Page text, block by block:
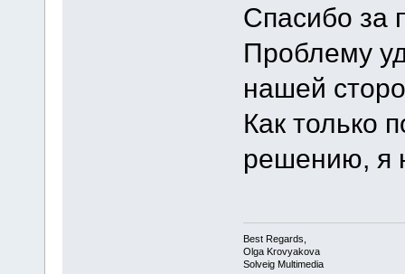
Спасибо за
Проблему
нашей
Как только
решению, я
Best Regards,
Olga Krovyakova
Solveig Multimedia